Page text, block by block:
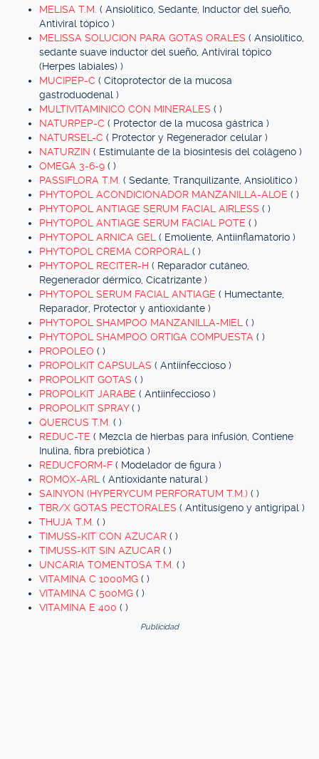
MELISA T.M. ( Ansiolítico, Sedante, Inductor del sueño,
Antiviral tópico )
MELISSA SOLUCION PARA GOTAS ORALES ( Ansiolítico,
sedante suave inductor del sueño, Antiviral tópico
(Herpes labiales) )
MUCIPEP-C ( Citoprotector de la mucosa
gastroduodenal )
MULTIVITAMINICO CON MINERALES ( )
NATURPEP-C ( Protector de la mucosa gástrica )
NATURSEL-C ( Protector y Regenerador celular )
NATURZIN ( Estimulante de la biosíntesis del colágeno )
OMEGA 3-6-9 ( )
PASSIFLORA T.M. ( Sedante, Tranquilizante, Ansiolítico )
PHYTOPOL ACONDICIONADOR MANZANILLA-ALOE ( )
PHYTOPOL ANTIAGE SERUM FACIAL AIRLESS ( )
PHYTOPOL ANTIAGE SERUM FACIAL POTE ( )
PHYTOPOL ARNICA GEL ( Emoliente, Antiinflamatorio )
PHYTOPOL CREMA CORPORAL ( )
PHYTOPOL RECITER-H ( Reparador cutáneo,
Regenerador dérmico, Cicatrizante )
PHYTOPOL SERUM FACIAL ANTIAGE ( Humectante,
Reparador, Protector y antioxidante )
PHYTOPOL SHAMPOO MANZANILLA-MIEL ( )
PHYTOPOL SHAMPOO ORTIGA COMPUESTA ( )
PROPOLEO ( )
PROPOLKIT CAPSULAS ( Antiinfeccioso )
PROPOLKIT GOTAS ( )
PROPOLKIT JARABE ( Antiinfeccioso )
PROPOLKIT SPRAY( )
QUERCUS T.M. ( )
REDUC-TE ( Mezcla de hierbas para infusión, Contiene
Inulina, fibra prebiótica )
REDUCFORM-F ( Modelador de figura )
ROMOX-ARL ( Antioxidante natural )
SAINYON (HYPERYCUM PERFORATUM T.M.) ( )
TBR/X GOTAS PECTORALES ( Antitusígeno y antigripal )
THUJA T.M. ( )
TIMUSS-KIT CON AZUCAR ( )
TIMUSS-KIT SIN AZUCAR ( )
UNCARIA TOMENTOSA T.M. ( )
VITAMINA C 1000MG ( )
VITAMINA C 500MG ( )
VITAMINA E 400 ( )
Publicidad